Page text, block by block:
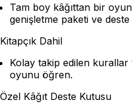
Tam boy kâğıttan bir
genişletme paketi ve
Kitapçık Dahil
Kolay takip edilen
oyunu öğren.
Özel Kâğıt Deste Kutusu